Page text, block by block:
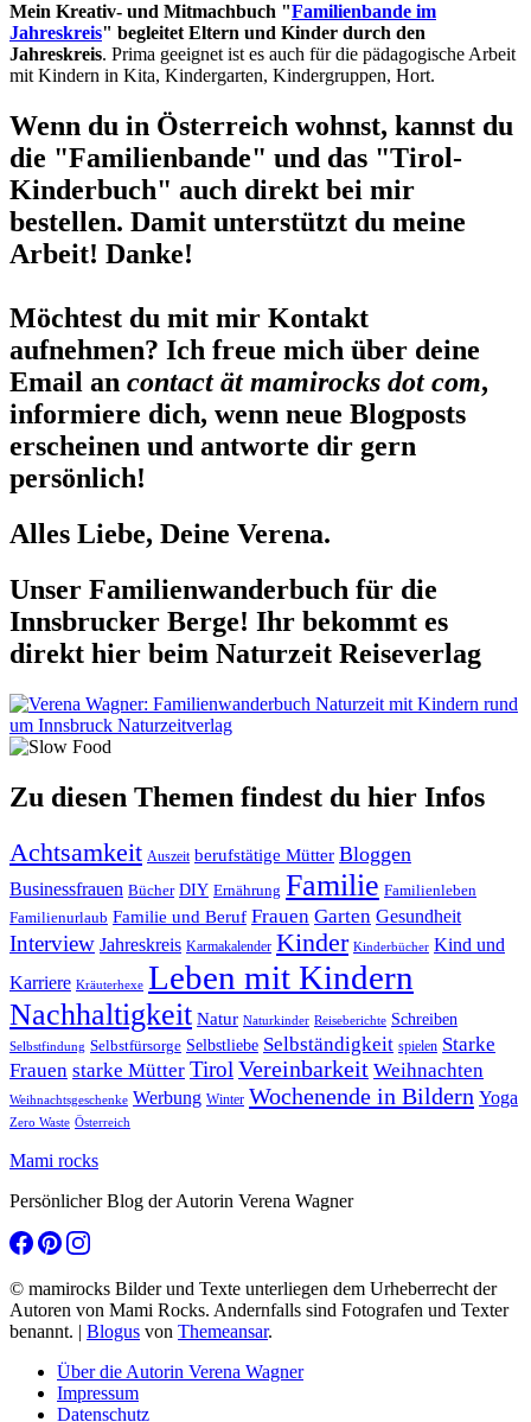
Mein Kreativ- und Mitmachbuch "Familienbande im
Jahreskreis" begleitet Eltern und Kinder durch den
Jahreskreis. Prima geeignet ist es auch für die pädagogische Arbeit
mit Kindern in Kita, Kindergarten, Kindergruppen, Hort.
Wenn du in Österreich wohnst, kannst du
die "Familienbande" und das "Tirol-
Kinderbuch" auch direkt bei mir
bestellen. Damit unterstützt du meine
Arbeit! Danke!
Möchtest du mit mir Kontakt
aufnehmen? Ich freue mich über deine
Email an contact ät mamirocks dot com,
informiere dich, wenn neue Blogposts
erscheinen und antworte dir gern
persönlich!
Alles Liebe, Deine Verena.
Unser Familienwanderbuch für die
Innsbrucker Berge! Ihr bekommt es
direkt hier beim Naturzeit Reiseverlag
Zu diesen Themen findest du hier Infos
Achtsamkeit Auszeit berufstätige Mütter Bloggen
Businessfrauen Bücher DIY Ernährung Familie Familienleben
Familienurlaub Familie und Beruf Frauen Garten Gesundheit
Interview Jahreskreis Karmakalender Kinder Kinderbücher Kind und
Karriere Kräuterhexe Leben mit Kindern
Nachhaltigkeit Natur Naturkinder Reiseberichte Schreiben
Selbstfindung Selbstfürsorge Selbstliebe Selbständigkeit spielen Starke
Frauen starke Mütter Tirol Vereinbarkeit Weihnachten
Weihnachtsgeschenke Werbung Winter Wochenende in Bildern Yoga
Zero Waste Österreich
Mami rocks
Persönlicher Blog der Autorin Verena Wagner
© mamirocks Bilder und Texte unterliegen dem Urheberrecht der
Autoren von Mami Rocks. Andernfalls sind Fotografen und Texter
benannt. | Blogus von Themeansar.
Über die Autorin Verena Wagner
Impressum
Datenschutz